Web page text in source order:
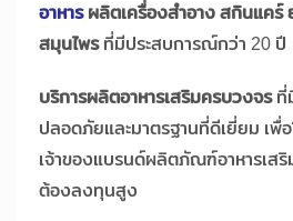
อาหารผลิตเครื่องสำอาง สกินแคร์
สมุนไพรที่มีประสบการณ์กว่า 20 ปี
บริการผลิตอาหารเสริมครบวงจรที่
ปลอดภัยและมาตรฐานที่ดีเยี่ยม เพื่
เจ้าของแบรนด์ผลิตภัณฑ์อาหารเส
ต้องลงทุนสูง